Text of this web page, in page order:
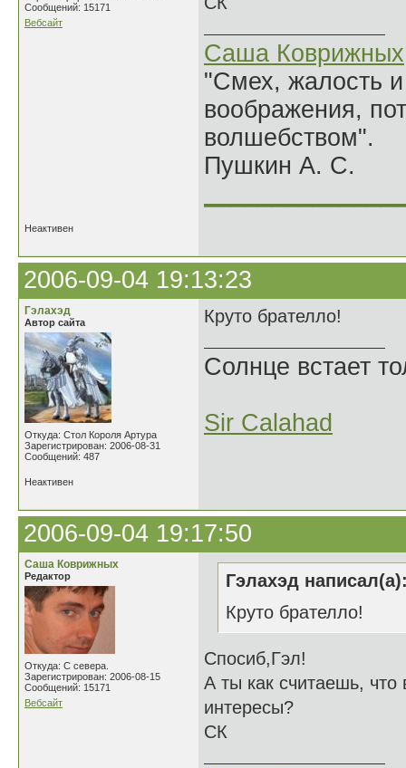
Сообщений: 15171
Вебсайт
Саша Коврижных
"Смех, жалость
воображения,
волшебством".
Пушкин А. С.
Неактивен
2006-09-04 19:13:23
Гэлахэд
Автор сайта
Откуда: Стол Короля Артура
Зарегистрирован: 2006-08-31
Сообщений: 487
Круто брателло!
Солнце встает
Sir Calahad
Неактивен
2006-09-04 19:17:50
Саша Коврижных
Редактор
Откуда: С севера.
Зарегистрирован: 2006-08-15
Сообщений: 15171
Вебсайт
Гэлахэд
Круто брателло!
Спосиб,Гэл!
А ты как считаешь,
интересы?
СК